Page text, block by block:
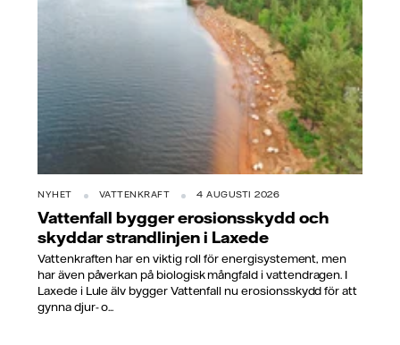
NYHET VATTENKRAFT 4 AUGUSTI 2026
Vattenfall bygger erosionsskydd och
skyddar strandlinjen i Laxede
Vattenkraften har en viktig roll för energisystement, men
har även påverkan på biologisk mångfald i vattendragen. I
Laxede i Lule älv bygger Vattenfall nu erosionsskydd för att
gynna djur- o...